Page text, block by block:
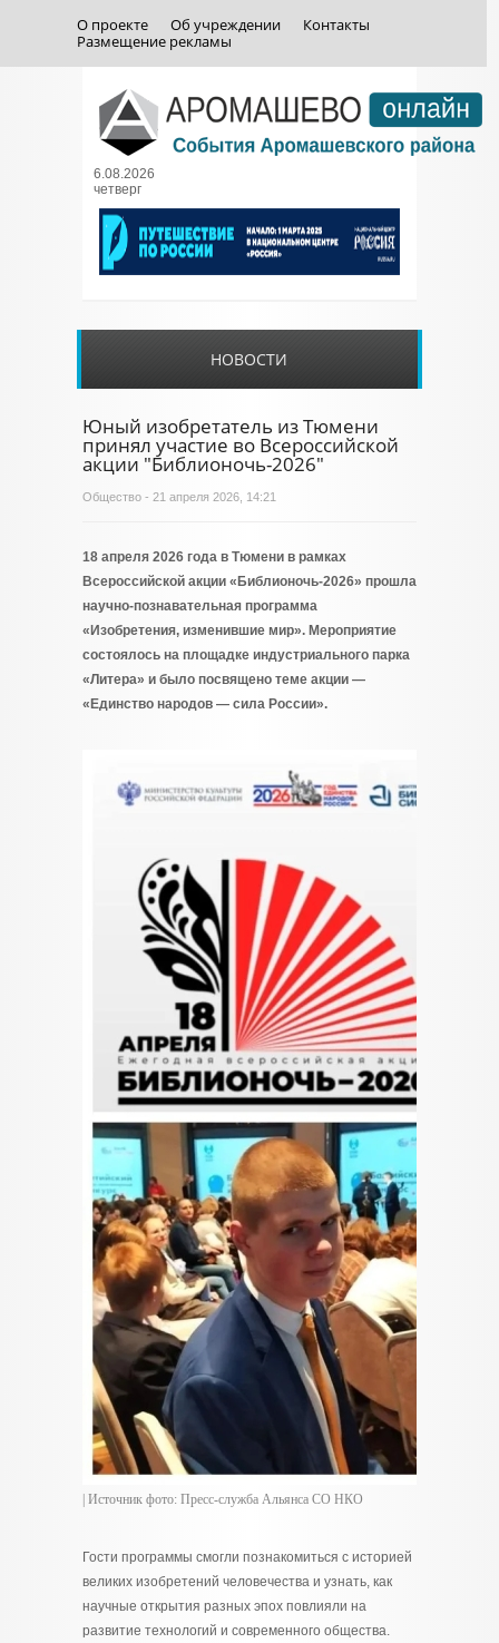
О проекте Об учреждении
Контакты
Размещение рекламы
6.08.2026
четверг
НОВОСТИ
Юный изобретатель из Тюмени
принял участие во Всероссийской
акции "Библионочь-2026"
Общество - 21 апреля 2026, 14:21
18 апреля 2026 года в Тюмени в рамках
Всероссийской акции «Библионочь-2026» прошла
научно-познавательная программа
«Изобретения, изменившие мир». Мероприятие
состоялось на площадке индустриального парка
«Литера» и было посвящено теме акции —
«Единство народов — сила России».
| Источник фото: Пресс-служба Альянса СО НКО
Гости программы смогли познакомиться с историей
великих изобретений человечества и узнать, как
научные открытия разных эпох повлияли на
развитие технологий и современного общества.